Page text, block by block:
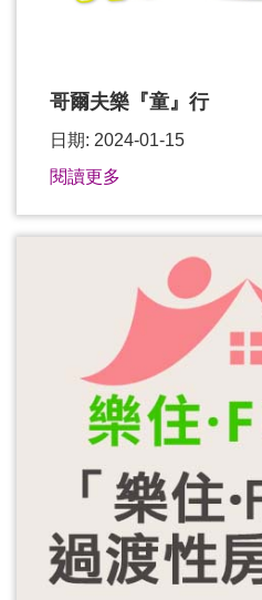
哥爾夫樂『童』行
日期: 2024-01-15
閱讀更多